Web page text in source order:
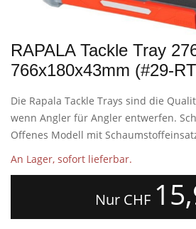
RAPALA Tackle Tray
766x180x43mm (#29-
Die Rapala Tackle Trays sind die
wenn Angler für Angler entwerfen.
Offenes Modell mit
An Lager, sofort lieferbar.
Nur CHF